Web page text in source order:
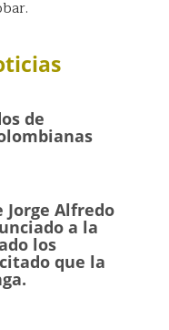
de
Alfredo
a la
los
que la